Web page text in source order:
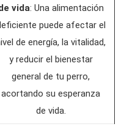
vida: Una alimentación
puede afectar el
de energía, la vitalidad,
y reducir el bienestar
general de tu perro,
acortando su esperanza
de vida.